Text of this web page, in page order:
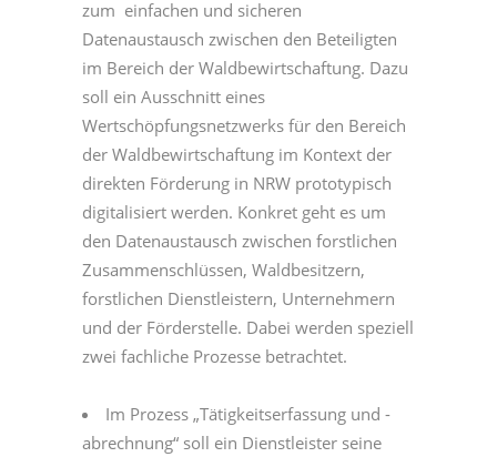
zum einfachen und sicheren
Datenaustausch zwischen den Beteiligten
im Bereich der Waldbewirtschaftung. Dazu
soll ein Ausschnitt eines
Wertschöpfungsnetzwerks für den Bereich
der Waldbewirtschaftung im Kontext der
direkten Förderung in NRW prototypisch
digitalisiert werden. Konkret geht es um
den Datenaustausch zwischen forstlichen
Zusammenschlüssen, Waldbesitzern,
forstlichen Dienstleistern, Unternehmern
und der Förderstelle. Dabei werden speziell
zwei fachliche Prozesse betrachtet.
Im Prozess „Tätigkeitserfassung und -
abrechnung“ soll ein Dienstleister seine